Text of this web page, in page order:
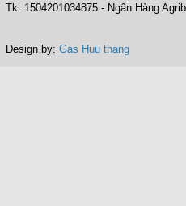
Tk: 1504201034875 - Ngân Hàng
Design by: Gas Huu thang